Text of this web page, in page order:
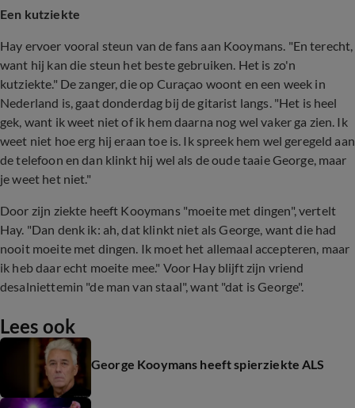
Een kutziekte
Hay ervoer vooral steun van de fans aan Kooymans. "En terecht,
want hij kan die steun het beste gebruiken. Het is zo'n
kutziekte." De zanger, die op Curaçao woont en een week in
Nederland is, gaat donderdag bij de gitarist langs. "Het is heel
gek, want ik weet niet of ik hem daarna nog wel vaker ga zien. Ik
weet niet hoe erg hij eraan toe is. Ik spreek hem wel geregeld aan
de telefoon en dan klinkt hij wel als de oude taaie George, maar
je weet het niet."
Door zijn ziekte heeft Kooymans "moeite met dingen", vertelt
Hay. "Dan denk ik: ah, dat klinkt niet als George, want die had
nooit moeite met dingen. Ik moet het allemaal accepteren, maar
ik heb daar echt moeite mee." Voor Hay blijft zijn vriend
desalniettemin "de man van staal", want "dat is George".
Lees ook
George Kooymans heeft spierziekte ALS